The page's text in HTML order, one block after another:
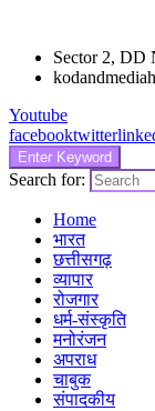
Sector 2, DD
Youtube
facebooktwitter
Enter Keyword
Search for:
Home
भारत
छत्तीसगढ़
व्यापार
रोजगार
धर्म-संस्कृति
मनोरंजन
अपराध
चाबुक
संपादकीय